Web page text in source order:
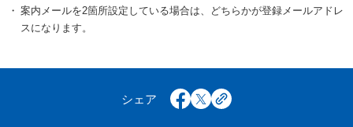
案内メールを2箇所設定している場合は、どちらかが登録メールアドレ
スになります。
シェア facebook
x copy